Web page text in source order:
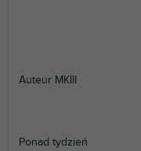
Auteur MKIII
Ponad tydzień